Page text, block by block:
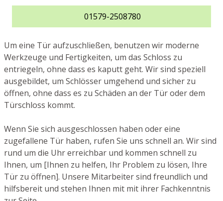
01579-2508780
Um eine Tür aufzuschließen, benutzen wir moderne
Werkzeuge und Fertigkeiten, um das Schloss zu
entriegeln, ohne dass es kaputt geht. Wir sind speziell
ausgebildet, um Schlösser umgehend und sicher zu
öffnen, ohne dass es zu Schäden an der Tür oder dem
Türschloss kommt.
Wenn Sie sich ausgeschlossen haben oder eine
zugefallene Tür haben, rufen Sie uns schnell an. Wir sind
rund um die Uhr erreichbar und kommen schnell zu
Ihnen, um [Ihnen zu helfen, Ihr Problem zu lösen, Ihre
Tür zu öffnen]. Unsere Mitarbeiter sind freundlich und
hilfsbereit und stehen Ihnen mit mit ihrer Fachkenntnis